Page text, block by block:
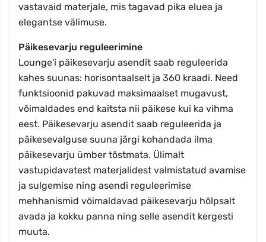
vastavaid materjale, mis tagavad pika eluea ja
elegantse välimuse.
Päikesevarju reguleerimine
Lounge'i päikesevarju asendit saab reguleerida
kahes suunas: horisontaalselt ja 360 kraadi. Need
funktsioonid pakuvad maksimaalset mugavust,
võimaldades end kaitsta nii päikese kui ka vihma
eest. Päikesevarju asendit saab reguleerida ja
päikesevalguse suuna järgi kohandada ilma
päikesevarju ümber tõstmata. Ülimalt
vastupidavatest materjalidest valmistatud avamise
ja sulgemise ning asendi reguleerimise
mehhanismid võimaldavad päikesevarju hõlpsalt
avada ja kokku panna ning selle asendit kergesti
muuta.